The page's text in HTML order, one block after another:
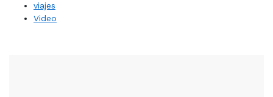
viajes
Video